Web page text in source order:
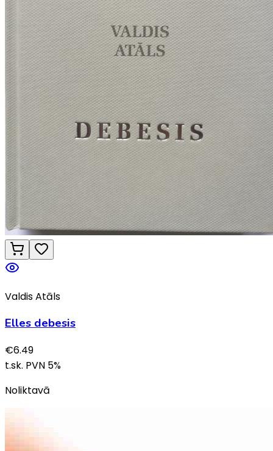
Valdis Atāls
Elles debesis
€6.49
t.sk. PVN 5%
Noliktavā